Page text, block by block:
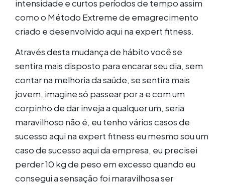
intensidade e curtos períodos de tempo assim
como o Método Extreme de emagrecimento
criado e desenvolvido aqui na expert fitness.
Através desta mudança de hábito você se
sentira mais disposto para encarar seu dia, sem
contar na melhoria da saúde, se sentira mais
jovem, imagine só passear por a e com um
corpinho de dar inveja a qualquer um, seria
maravilhoso não é, eu tenho vários casos de
sucesso aqui na expert fitness eu mesmo sou um
caso de sucesso aqui da empresa, eu precisei
perder 10 kg de peso em excesso quando eu
consegui a sensação foi maravilhosa ser